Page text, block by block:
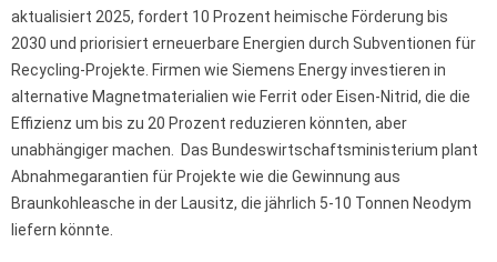
aktualisiert 2025, fordert 10 Prozent heimische Förderung bis
2030 und priorisiert erneuerbare Energien durch Subventionen für
Recycling-Projekte. Firmen wie Siemens Energy investieren in
alternative Magnetmaterialien wie Ferrit oder Eisen-Nitrid, die die
Effizienz um bis zu 20 Prozent reduzieren könnten, aber
unabhängiger machen. Das Bundeswirtschaftsministerium plant
Abnahmegarantien für Projekte wie die Gewinnung aus
Braunkohleasche in der Lausitz, die jährlich 5-10 Tonnen Neodym
liefern könnte.